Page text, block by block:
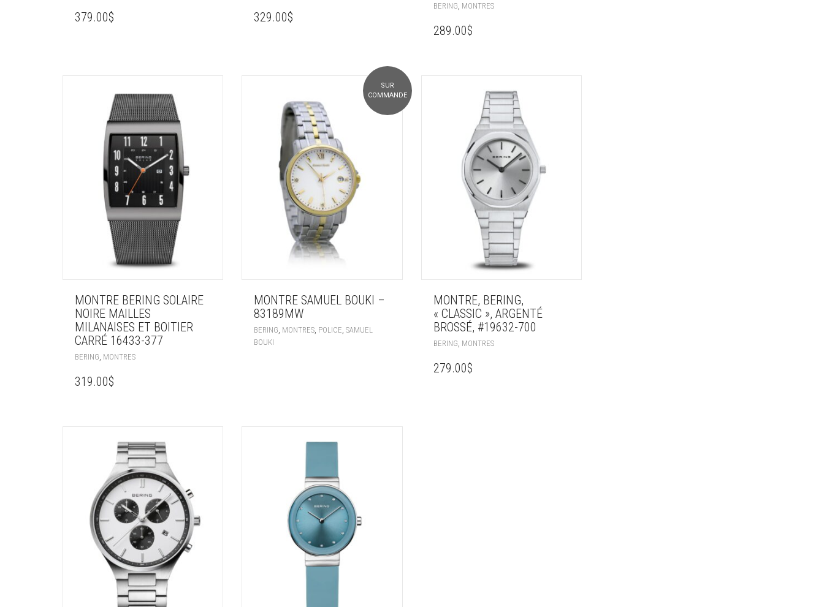
379.00$ 329.00$
BERING MONTRES
289.00$
MONTRE BERING SOLAIRE
NOIRE MAILLES
MILANAISES ET BOITIER
CARRÉ 16433-377
BERING MONTRES
319.00$
SUR
COMMANDE
MONTRE SAMUEL BOUKI –
83189MW
BERING MONTRES POLICE ,SAMUEL
BOUKI
MONTRE, BERING,
« CLASSIC », ARGENTÉ
BROSSÉ, #19632-700
BERING MONTRES
279.00$